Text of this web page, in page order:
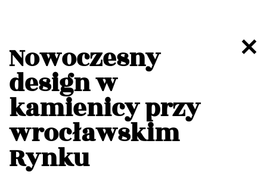
Nowoczesny
design w
kamienicy przy
wrocławskim
Rynku